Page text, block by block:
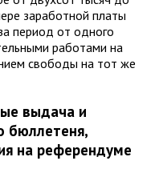
заработной платы
период от одного
работами на
свободы на тот же
выдача и
бюллетеня,
на референдуме